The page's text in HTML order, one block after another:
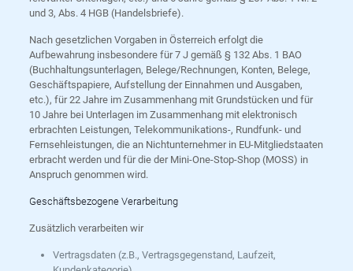
und 3, Abs. 4 HGB (Handelsbriefe).
Nach gesetzlichen Vorgaben in Österreich erfolgt die
Aufbewahrung insbesondere für 7 J gemäß § 132 Abs. 1 BAO
(Buchhaltungsunterlagen, Belege/Rechnungen, Konten, Belege,
Geschäftspapiere, Aufstellung der Einnahmen und Ausgaben,
etc.), für 22 Jahre im Zusammenhang mit Grundstücken und für
10 Jahre bei Unterlagen im Zusammenhang mit elektronisch
erbrachten Leistungen, Telekommunikations-, Rundfunk- und
Fernsehleistungen, die an Nichtunternehmer in EU-Mitgliedstaaten
erbracht werden und für die der Mini-One-Stop-Shop (MOSS) in
Anspruch genommen wird.
Geschäftsbezogene Verarbeitung
Zusätzlich verarbeiten wir
Vertragsdaten (z.B., Vertragsgegenstand, Laufzeit,